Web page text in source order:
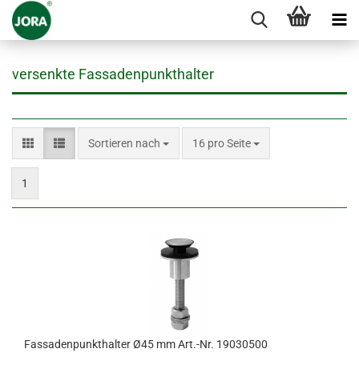
versenkte Fassadenpunkthalter
Sortieren nach
Sortieren nach 16 pro Seite
pro Seite
1
Fassadenpunkthalter Ø45 mm Art.-Nr. 19030500